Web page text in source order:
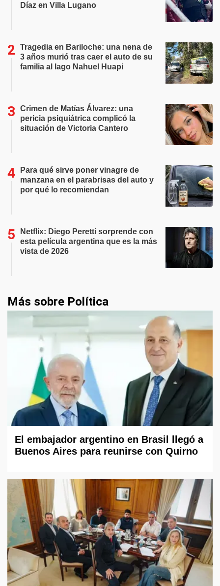
Díaz en Villa Lugano
Tragedia en Bariloche: una nena de
3 años murió tras caer el auto de su
familia al lago Nahuel Huapi
Crimen de Matías Álvarez: una
pericia psiquiátrica complicó la
situación de Victoria Cantero
Para qué sirve poner vinagre de
manzana en el parabrisas del auto y
por qué lo recomiendan
Netflix: Diego Peretti sorprende con
esta película argentina que es la más
vista de 2026
Más sobre Política
El embajador argentino en Brasil llegó a
Buenos Aires para reunirse con Quirno